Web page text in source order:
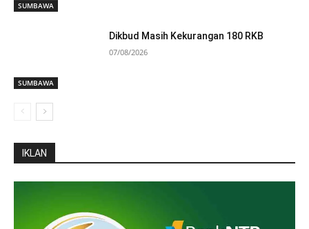
SUMBAWA
SUMBAWA
Dikbud Masih Kekurangan 180 RKB
07/08/2026
IKLAN